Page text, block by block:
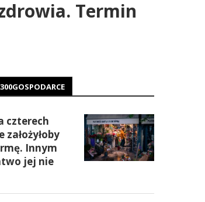
Termin
czterech
założyłoby
Innym
jej nie